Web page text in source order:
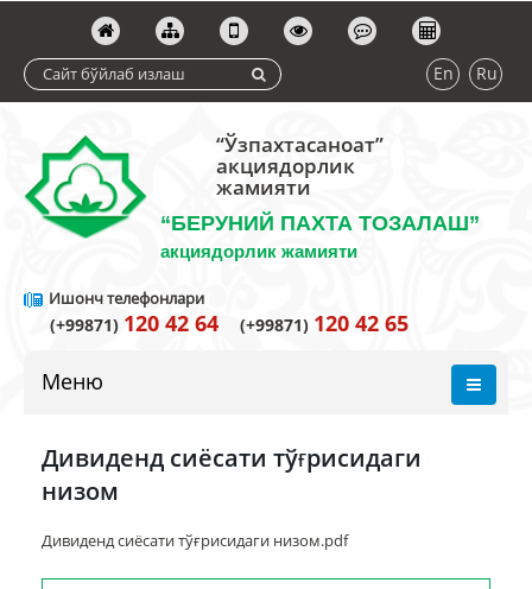
En Ru
“Ўзпахтасаноат”
акциядорлик
жамияти
“БЕРУНИЙ ПАХТА ТОЗАЛАШ”
акциядорлик жамияти
Ишонч телефонлари
(+99871) 120 42 64 (+99871) 120 42 65
Меню
Дивиденд сиёсати тўғрисидаги
низом
Дивиденд сиёсати тўғрисидаги низом.pdf